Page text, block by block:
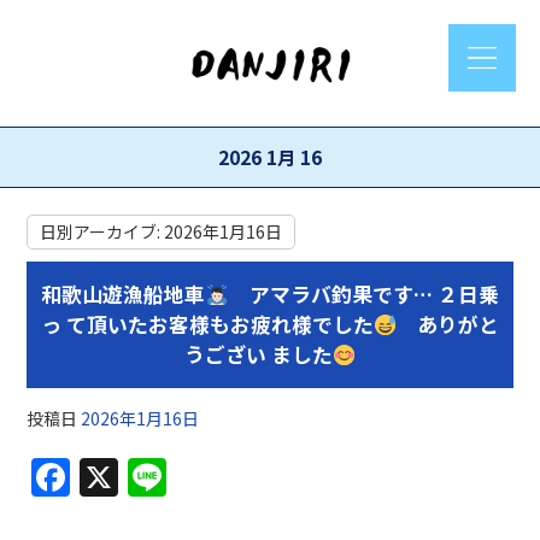
2026 1月 16
日別アーカイブ: 2026年1月16日
和歌山遊漁船地車
アマラバ釣果です… ２日乗
っ て頂いたお客様もお疲れ様でした
ありがと
うござい ました
投稿日 2026年1月16日
F
a
X